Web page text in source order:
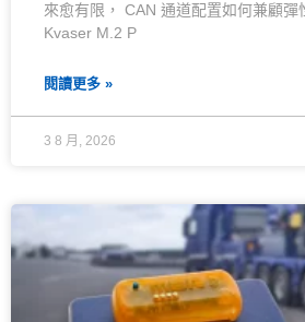
來愈有限， CAN 通道配置如何兼顧彈
Kvaser M.2 P
閱讀更多 »
3 8 月, 2026